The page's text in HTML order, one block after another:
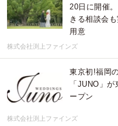
20日に開催
きる相談会
用意
株式会社渕上ファインズ
東京初!福岡
「JUNO」
ープン
株式会社渕上ファインズ